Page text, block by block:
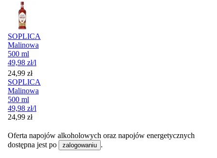
SOPLICA
Malinowa
500 ml
49,98 zł/l
Cena
24,99 zł
SOPLICA
Malinowa
500 ml
49,98 zł/l
Cena
24,99 zł
Oferta napojów alkoholowych oraz napojów energetycznych
dostępna jest po
zalogowaniu .